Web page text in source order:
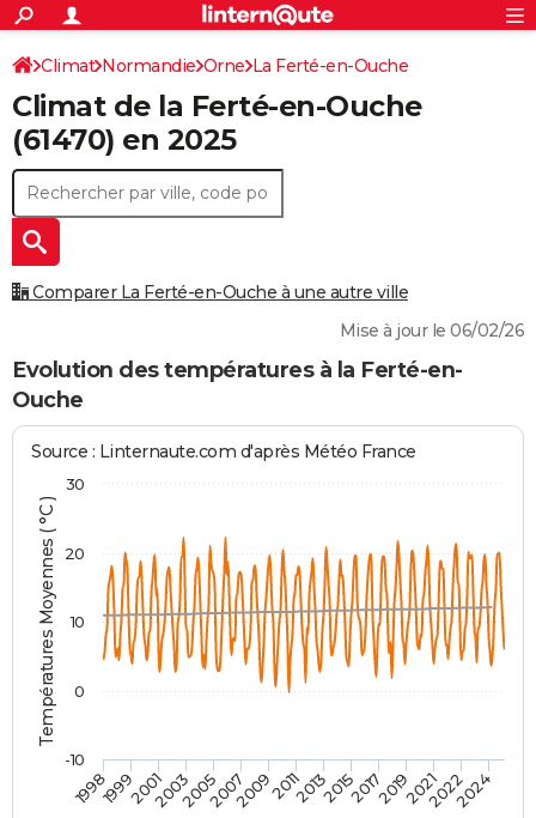
ACTUALITÉS
Politique
Société
Faits Divers
Education
Monde
Villes
+
SPORT
Coupe du monde 2026
Football
Tennis
Cyclisme
Rugby
Forum
Programme TV
TNT
Streaming
Cinéma
Sorties cinéma
Musique
+
FINANCE
Retraite
Impôts
Epargne
Immobilier
Risques naturels par ville
Banque
Assurance
Crédit
AUTO
Essais
Réserver un essai
Citadines
Berlines
SUV
Forum auto
+
HIGH-TECH
Forum
Aménagement intérieur
Extérieur
Cuisine
Salle de bains
Jardinage
Rangement
+WEEK-END
Guides de France
Escapades
Patrimoine
Expositions
Musées
Week-end nature
+
Art de vivre
Bien-être
Loisirs
Mode
Modes de vie
Alimentation
Guide de la santé
Maladies
Médicaments
Sommeil
VOYAGE
Destinations
City break
Voyage nature
Voyage de noces
Forum
Climat
PHOTO
GUIDES D'ACHAT
BONS PLANS
CARTE DE VOEUX
Carte de Noël
Carte Bonne année
Carte Saint-Valentin
Carte Pâques
Carte d'anniversaire
DICTIONNAIRE
Dictionnaire
Biographies
Citations
Expressions
Proverbes
PROGRAMME TV
Rechercher
S'inscrire
Connexion
Climat Normandie Orne La Ferté-en-Ouche
Climat de la Ferté-en-Ouche
(61470) en 2025
Comparer La Ferté-en-Ouche à une autre ville
Mise à jour le 06/02/26
Evolution des températures à la Ferté-en-
Ouche
Températures Moyennes ( °C )
Source : Linternaute.com d'après Météo France
199819992001200320052007200920112013201520172019202120222024
0
10
20
-10
30